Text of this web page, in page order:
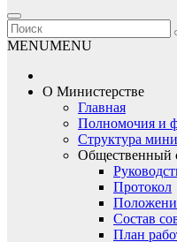
MENUMENU
О Министерстве
Главная
Полномочия и
Структура
Общественный
Протокол
Состав
План